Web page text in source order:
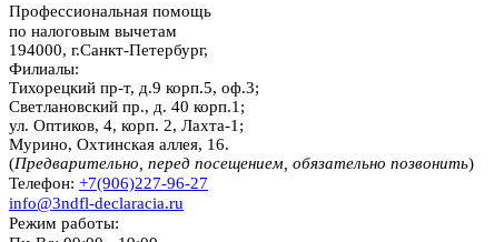
Профессиональная помощь
по налоговым вычетам
194000, г.Санкт-Петербург,
Филиалы:
Тихорецкий пр-т, д.9 корп.5, оф.3;
Светлановский пр., д. 40 корп.1;
ул. Оптиков, 4, корп. 2, Лахта-1;
Мурино, Охтинская аллея, 16.
(Предварительно, перед посещением, обязательно позвонить)
Телефон: +7(906)227-96-27
info@3ndfl-declaracia.ru
Режим работы: